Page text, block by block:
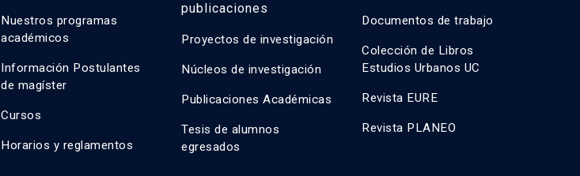
Nuestros programas
académicos
Información Postulantes
de magíster
Cursos
Horarios y reglamentos
publicaciones
Proyectos de investigación
Núcleos de investigación
Publicaciones Académicas
Tesis de alumnos
egresados
Documentos de trabajo
Colección de Libros
Estudios Urbanos UC
Revista EURE
Revista PLANEO